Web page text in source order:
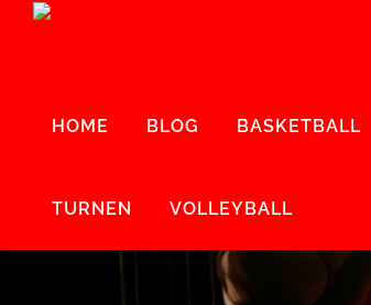
Zum
HOME BLOG BASKETBALL
TURNEN VOLLEYBALL